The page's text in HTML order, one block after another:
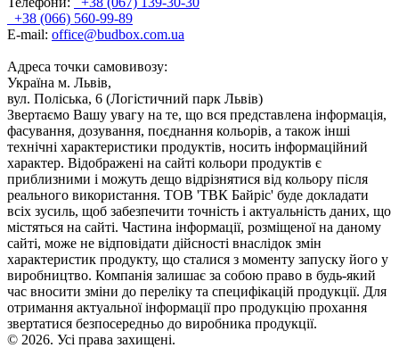
+38 (066) 560-99-89
E-mail: office@budbox.com.ua
Адреса точки самовивозу:
Україна м. Львів,
вул. Поліська, 6 (Логістичний парк Львів)
Звертаємо Вашу увагу на те, що вся представлена інформація,
фасування, дозування, поєднання кольорів, а також інші
технічні характеристики продуктів, носить інформаційний
характер. Відображені на сайті кольори продуктів є
приблизними і можуть дещо відрізнятися від кольору після
реального використання. ТОВ 'ТВК Байріс' буде докладати
всіх зусиль, щоб забезпечити точність і актуальність даних, що
містяться на сайті. Частина інформації, розміщеної на даному
сайті, може не відповідати дійсності внаслідок змін
характеристик продукту, що сталися з моменту запуску його у
виробництво. Компанія залишає за собою право в будь-який
час вносити зміни до переліку та специфікацій продукції. Для
отримання актуальної інформації про продукцію прохання
звертатися безпосередньо до виробника продукції.
© 2026. Усі права захищені.